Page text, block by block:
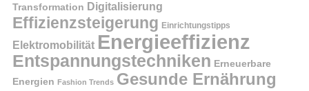
Transformation Digitalisierung
Effizienzsteigerung Einrichtungstipps
Elektromobilität Energieeffizienz
Entspannungstechniken Erneuerbare
Energien Fashion Trends Gesunde Ernährung